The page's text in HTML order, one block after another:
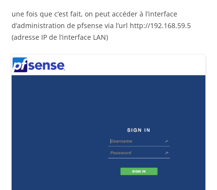
une fois que c’est fait, on peut accéder à l’interface
d’administration de pfsense via l’url http://192.168.59.5
(adresse IP de l’interface LAN)